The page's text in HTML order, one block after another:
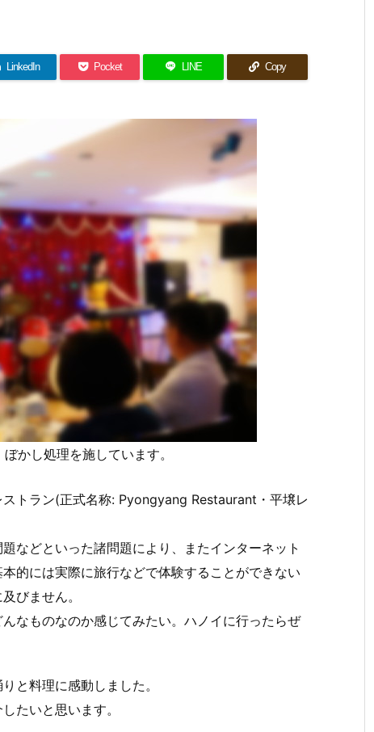
LinkedIn Pocket LINE Copy
かし処理を施しています。
トラン(正式名称: Pyongyang Restaurant・平壌レ
などといった諸問題により、またインターネット
的には実際に旅行などで体験することができない
びません。
なものなのか感じてみたい。ハノイに行ったらぜ
と料理に感動しました。
たいと思います。